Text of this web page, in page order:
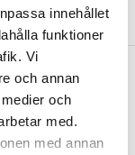
innehållet
funktioner
Vi
och annan
och
med.
med annan